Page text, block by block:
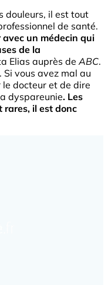
douleurs, il est tout
de santé.
un médecin qui
de la
Elias auprès deABC.
vous avez mal au
docteur et de dire
dyspareunie. Les
rares, il est donc